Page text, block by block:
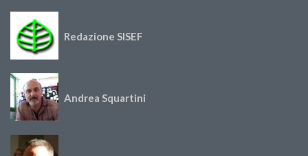
Redazione SISEF
Andrea Squartini